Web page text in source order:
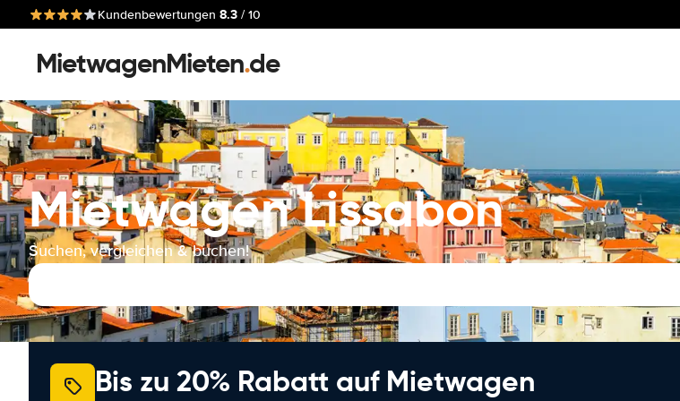
Kundenbewertungen 8.3 / 10
MietwagenMieten.de
Mietwagen Lissabon
Suchen, vergleichen & buchen!
Bis zu 20% Rabatt auf Mietwagen